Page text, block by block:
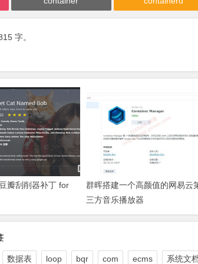
字。
瓣刮削器补丁 for
群晖搭建一个高颜值的网易云
三方音乐播放器
数据表 loop bqr com ecms 系统文